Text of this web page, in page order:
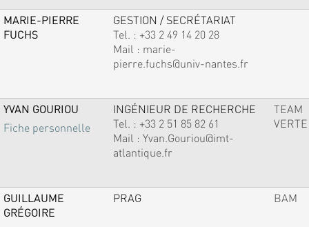
MARIE-PIERRE
FUCHS
GESTION / SECRÉTARIAT
Tel. : +33 2 49 14 20 28
Mail : marie-
pierre.fuchs@univ-nantes.fr
YVAN GOURIOU
Fiche personnelle
INGÉNIEUR DE RECHERCHE
Tel. : +33 2 51 85 82 61
Mail : Yvan.Gouriou@imt-
atlantique.fr
TEAM
VERTE
GUILLAUME
GRÉGOIRE
PRAG BAM